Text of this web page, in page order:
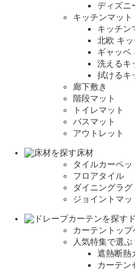
ディズニ
キッチンマット
キッチン
北欧 キ
ギャッベ
洗えるキ
拭けるキ
廊下敷き
階段マット
トイレマット
バスマット
アウトレット
床材
タイルカーペッ
フロアタイル
ダイニングラ
ジョイントマッ
カーテントップ
人気特集で選ぶ
遮熱断熱
カーテン